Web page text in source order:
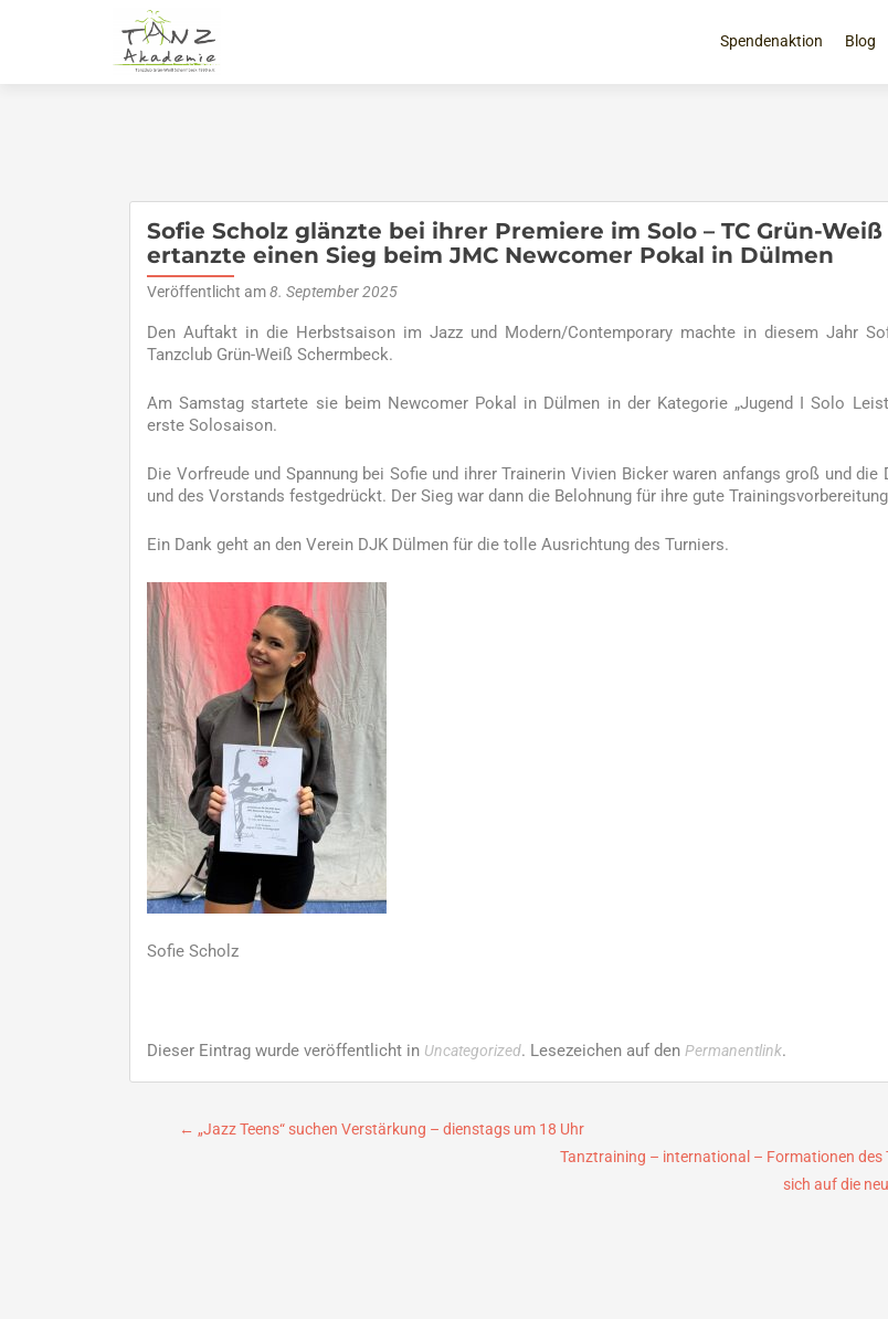
Inhalt
Spendenaktion Blog
Sofie Scholz glänzte bei ihrer Premiere im Solo – TC Grün-Weiß
ertanzte einen Sieg beim JMC Newcomer Pokal in Dülmen
Veröffentlicht am8. September 2025
Den Auftakt in die Herbstsaison im Jazz und Modern/Contemporary machte in diesem Jahr
Tanzclub Grün-Weiß Schermbeck.
Am Samstag startete sie beim Newcomer Pokal in Dülmen in der Kategorie „Jugend I Solo
erste Solosaison.
Die Vorfreude und Spannung bei Sofie und ihrer Trainerin Vivien Bicker waren anfangs groß und die
und des Vorstands festgedrückt. Der Sieg war dann die Belohnung für ihre gute
Ein Dank geht an den Verein DJK Dülmen für die tolle Ausrichtung des Turniers.
Sofie Scholz
Dieser Eintrag wurde veröffentlicht in Uncategorized. Lesezeichen auf den Permanentlink.
Beitragsnavigation
← „Jazz Teens“ suchen Verstärkung – dienstags um 18 Uhr
Tanztraining – international – Formationen des
sich auf die